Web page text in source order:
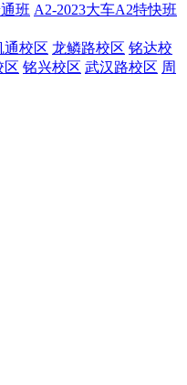
班 A2-2023大车A2特快班
通校区 龙鳞路校区 铭达校
区 铭兴校区 武汉路校区 周